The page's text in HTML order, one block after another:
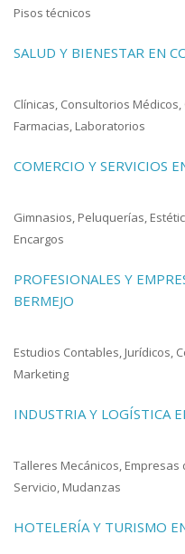
Pisos técnicos
SALUD Y BIENESTAR EN
Clínicas, Consultorios
Farmacias, Laboratorios
COMERCIO Y SERVICIOS
Gimnasios, Peluquerías,
Encargos
PROFESIONALES Y
BERMEJO
Estudios Contables, Jurídicos,
Marketing
INDUSTRIA Y LOGÍSTICA
Talleres Mecánicos,
Servicio, Mudanzas
HOTELERÍA Y TURISMO